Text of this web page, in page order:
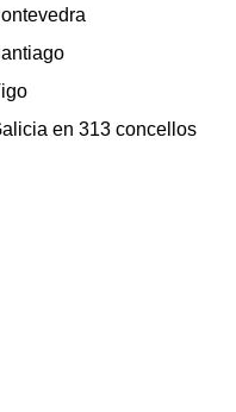
en 313 concellos